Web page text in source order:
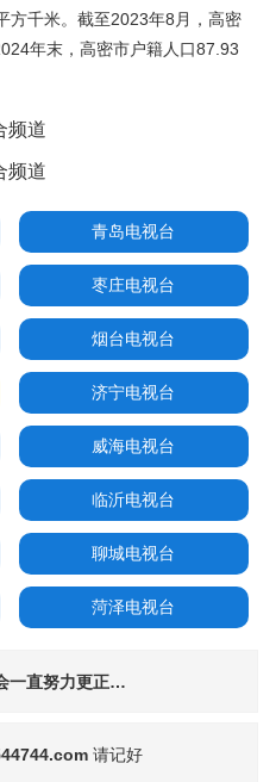
方千米。截至2023年8月，高密
年末，高密市户籍人口87.93
频道
频道
青岛电视台
枣庄电视台
烟台电视台
济宁电视台
威海电视台
临沂电视台
聊城电视台
菏泽电视台
一直努力更正…
请记好